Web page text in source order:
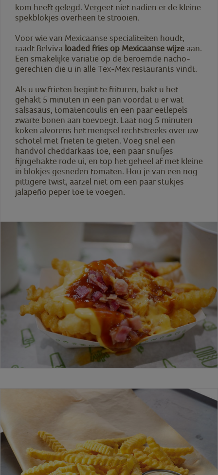
kom heeft gelegd. Vergeet niet nadien er de kleine
spekblokjes overheen te strooien.
Voor wie van Mexicaanse specialiteiten houdt,
raadt Belviva loaded fries op Mexicaanse wijze aan.
Een smakelijke variatie op de beroemde nacho-
gerechten die u in alle Tex-Mex restaurants vindt.
Als u uw frieten begint te frituren, bakt u het
gehakt 5 minuten in een pan voordat u er wat
salsasaus, tomatencoulis en een paar eetlepels
zwarte bonen aan toevoegt. Laat nog 5 minuten
koken alvorens het mengsel rechtstreeks over uw
schotel met frieten te gieten. Voeg snel een
handvol cheddarkaas toe, een paar snufjes
fijngehakte rode ui, en top het geheel af met kleine
in blokjes gesneden tomaten. Hou je van een nog
pittigere twist, aarzel niet om een paar stukjes
jalapeño peper toe te voegen.